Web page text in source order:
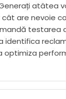
atâtea
are nevoie
testarea
identifica
optimiza